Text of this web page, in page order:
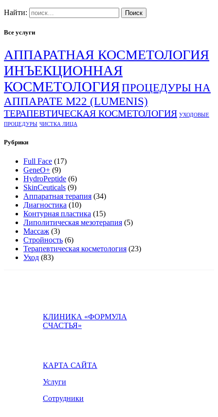
Найти:
Все услуги
АППАРАТНАЯ КОСМЕТОЛОГИЯ
ИНЪЕКЦИОННАЯ
КОСМЕТОЛОГИЯПРОЦЕДУРЫ НА
АППАРАТЕ М22 (LUMENIS)
ТЕРАПЕВТИЧЕСКАЯ КОСМЕТОЛОГИЯ УХОДОВЫЕ
ПРОЦЕДУРЫ ЧИСТКА ЛИЦА
Рубрики
Full Face (17)
GeneO+ (9)
HydroPeptide (6)
SkinCeuticals (9)
Аппаратная терапия (34)
Диагностика (10)
Контурная пластика (15)
Липолитическая мезотерапия (5)
Массаж (3)
Стройность (6)
Терапевтическая косметология (23)
Уход (83)
КЛИНИКА «ФОРМУЛА
СЧАСТЬЯ»
КАРТА САЙТА
Услуги
Сотрудники